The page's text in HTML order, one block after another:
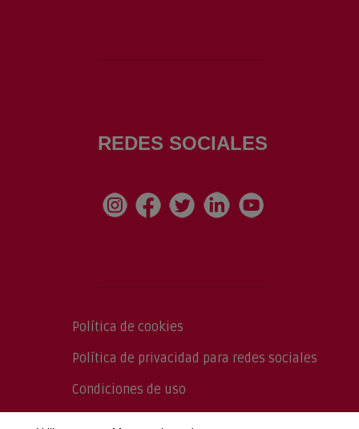
REDES SOCIALES
Política de cookies
Política de privacidad para redes sociales
Condiciones de uso